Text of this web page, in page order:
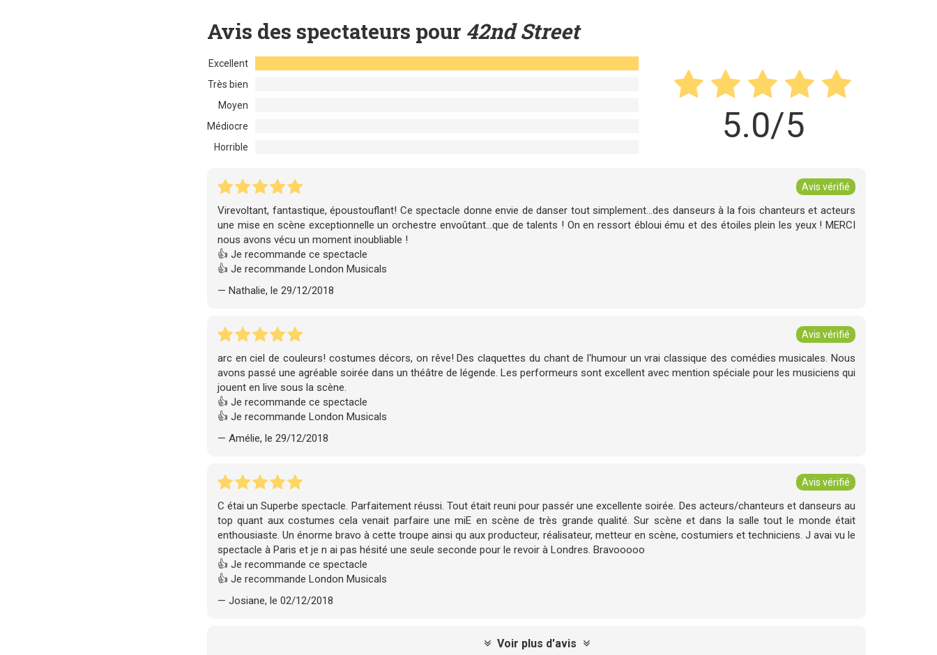
Avis des spectateurs pour 42nd Street
Excellent
Très bien
Moyen
Médiocre
Horrible
5.0/5
Avis vérifié
Virevoltant, fantastique, époustouflant! Ce spectacle donne envie de danser tout simplement...des danseurs à la fois chanteurs et acteurs
une mise en scène exceptionnelle un orchestre envoûtant...que de talents ! On en ressort ébloui ému et des étoiles plein les yeux ! MERCI
nous avons vécu un moment inoubliable !
👍 Je recommande ce spectacle
👍 Je recommande London Musicals
— Nathalie, le 29/12/2018
Avis vérifié
arc en ciel de couleurs! costumes décors, on rêve! Des claquettes du chant de l'humour un vrai classique des comédies musicales. Nous
avons passé une agréable soirée dans un théâtre de légende. Les performeurs sont excellent avec mention spéciale pour les musiciens qui
jouent en live sous la scène.
👍 Je recommande ce spectacle
👍 Je recommande London Musicals
— Amélie, le 29/12/2018
Avis vérifié
C étai un Superbe spectacle. Parfaitement réussi. Tout était reuni pour passér une excellente soirée. Des acteurs/chanteurs et danseurs au
top quant aux costumes cela venait parfaire une miE en scène de très grande qualité. Sur scène et dans la salle tout le monde était
enthousiaste. Un énorme bravo à cette troupe ainsi qu aux producteur, réalisateur, metteur en scène, costumiers et techniciens. J avai vu le
spectacle à Paris et je n ai pas hésité une seule seconde pour le revoir à Londres. Bravooooo
👍 Je recommande ce spectacle
👍 Je recommande London Musicals
— Josiane, le 02/12/2018
Voir plus d'avis